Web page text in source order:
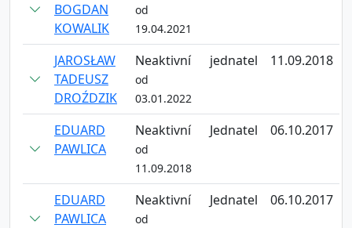
BOGDAN
KOWALIK
od
19.04.2021
JAROSŁAW
TADEUSZ
DROŹDZIK
Neaktivní
od
03.01.2022
jednatel 11.09.2018
EDUARD
PAWLICA
Neaktivní
od
11.09.2018
Jednatel 06.10.2017
EDUARD
PAWLICA
Neaktivní
od
Jednatel 06.10.2017